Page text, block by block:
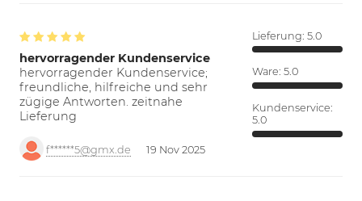
hervorragender Kundenservice
hervorragender Kundenservice;
freundliche, hilfreiche und sehr
zügige Antworten. zeitnahe
Lieferung
f******5@gmx.de 19 Nov 2025
Lieferung: 5.0
Ware: 5.0
Kundenservice:
5.0